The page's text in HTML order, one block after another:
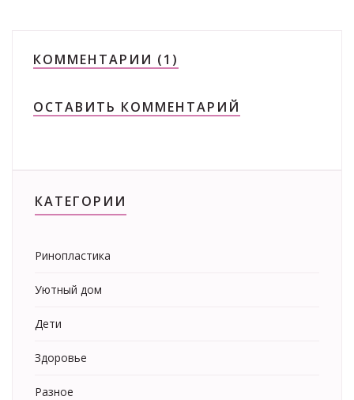
КОММЕНТАРИИ (1)
ОСТАВИТЬ КОММЕНТАРИЙ
КАТЕГОРИИ
Ринопластика
Уютный дом
Дети
Здоровье
Разное